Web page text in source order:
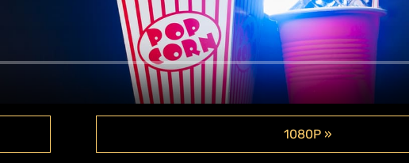
1080P »